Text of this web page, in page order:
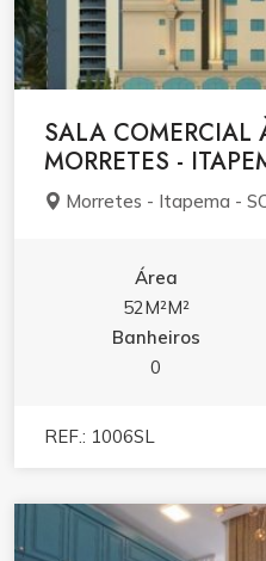
SALA COMERCIAL
MORRETES -
Morretes - Itapema -
Área
52M²M²
Banheiros
0
REF.: 1006SL